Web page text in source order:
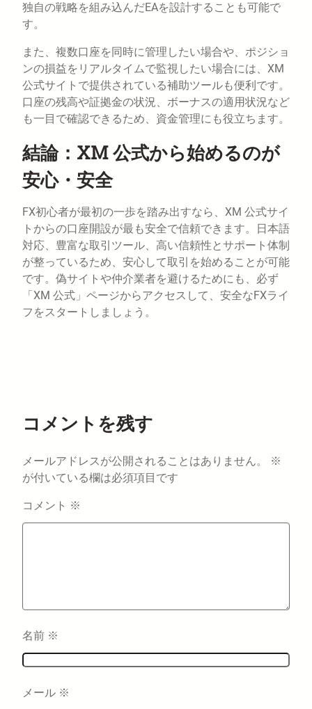
独自の戦略を組み込んだEAを設計することも可能で
す。
また、複数口座を同時に管理したい場合や、ポジショ
ンの損益をリアルタイムで監視したい場合には、XM
公式サイトで提供されている補助ツールも便利です。
口座の残高や証拠金の状況、ボーナスの適用状況など
も一目で確認できるため、資金管理にも役立ちます。
結論：XM 公式から始めるのが
安心・安全
FX初心者が最初の一歩を踏み出すなら、XM 公式サイ
トからの口座開設が最も安全で信頼できます。日本語
対応、豊富な取引ツール、高い信頼性とサポート体制
が整っているため、安心して取引を始めることが可能
です。偽サイトや仲介業者を避けるためにも、必ず
「XM 公式」ページからアクセスして、安全なFXライ
フをスタートしましょう。
コメントを残す
メールアドレスが公開されることはありません。
※
が付いている欄は必須項目です
コメント ※
名前 ※
メール ※